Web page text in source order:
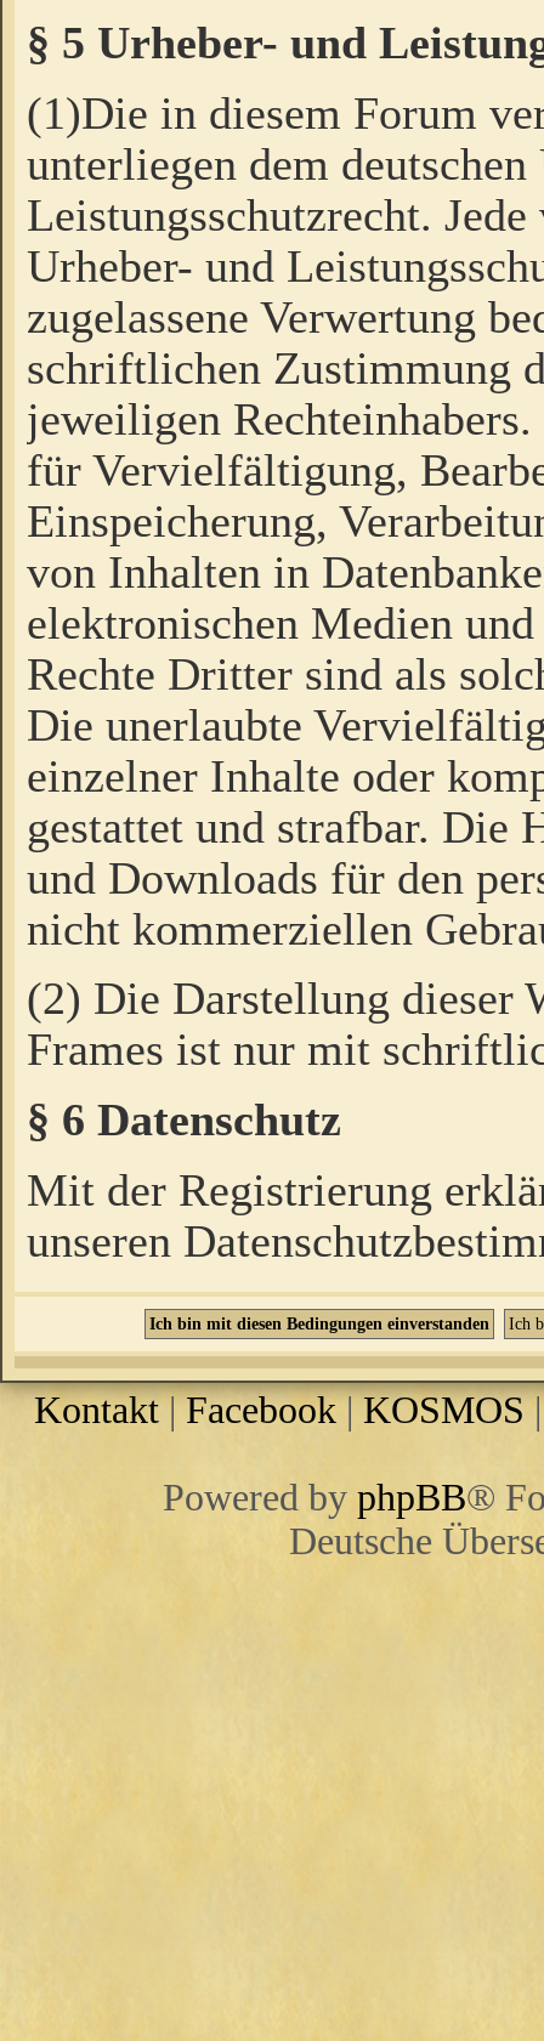
§ 5 Urheber- und
(1)Die in diesem Forum
unterliegen dem
Leistungsschutzrecht.
Urheber- und
zugelassene Verwertung
schriftlichen Zustimmung
jeweiligen
für Vervielfältigung,
Einspeicherung,
von Inhalten in
elektronischen Medien
Rechte Dritter sind als
Die unerlaubte
einzelner Inhalte oder
gestattet und strafbar. Die
und Downloads für den
nicht kommerziellen
(2) Die Darstellung dieser
Frames ist nur mit
§ 6 Datenschutz
Mit der Registrierung
unseren
Kontakt |Facebook | KOSMOS
Powered by phpBB®
Deutsche